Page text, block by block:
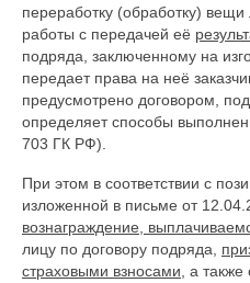
переработку (обработку)
работы с передачей её
подряда, заключенному на
передает права на неё
предусмотрено договором,
определяет способы
703 ГК РФ).
При этом в соответствии с
изложенной в письме от
вознаграждение,
лицу по договору подряда,
страховыми взносами , а